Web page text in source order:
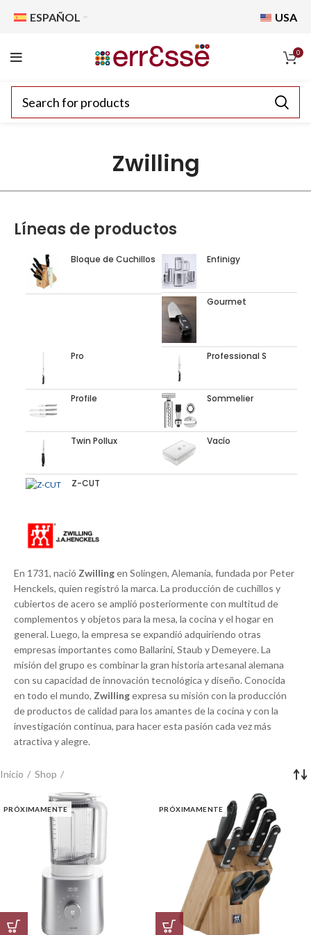
ESPAÑOL USA
0
Zwilling
Líneas de productos
Bloque de Cuchillos Enfinigy
Gourmet
Pro Professional S
Profile Sommelier
Twin Pollux Vacío
Z-CUT
En 1731, nació Zwillingen Solingen, Alemania, fundada por Peter
Henckels, quien registró la marca. La producción de cuchillos y
cubiertos de acero se amplió posteriormente con multitud de
complementos y objetos para la mesa, la cocina y el hogar en
general. Luego, la empresa se expandió adquiriendo otras
empresas importantes como Ballarini, Staub y Demeyere. La
misión del grupo es combinar la gran historia artesanal alemana
con su capacidad de innovación tecnológica y diseño. Conocida
en todo el mundo, Zwillingexpresa su misión con la producción
de productos de calidad para los amantes de la cocina y con la
investigación continua, para hacer esta pasión cada vez más
atractiva y alegre.
Inicio Shop
PRÓXIMAMENTE PRÓXIMAMENTE